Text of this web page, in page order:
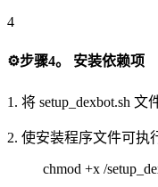
4
⚙️步骤4。 安装依赖项
1. 将 setup_dexbot.sh
2. 使安装程序文件可执
chmod +x /